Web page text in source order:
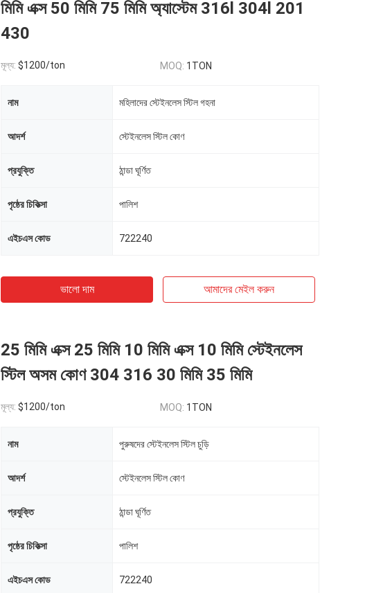
মিমি এক্স 50 মিমি 75 মিমি অ্যাস্টেম 316l 304l 201
430
মূল্য: $1200/ton MOQ: 1TON
নাম মহিলাদের স্টেইনলেস স্টিল গহনা
আদর্শ স্টেইনলেস স্টিল কোণ
প্রযুক্তি ঠান্ডা ঘূর্ণিত
পৃষ্ঠের চিকিত্সা পালিশ
এইচএস কোড 722240
ভালো দাম আমাদের মেইল ​​করুন
25 মিমি এক্স 25 মিমি 10 মিমি এক্স 10 মিমি স্টেইনলেস
স্টিল অসম কোণ 304 316 30 মিমি 35 মিমি
মূল্য: $1200/ton MOQ: 1TON
নাম পুরুষদের স্টেইনলেস স্টিল চুড়ি
আদর্শ স্টেইনলেস স্টিল কোণ
প্রযুক্তি ঠান্ডা ঘূর্ণিত
পৃষ্ঠের চিকিত্সা পালিশ
এইচএস কোড 722240